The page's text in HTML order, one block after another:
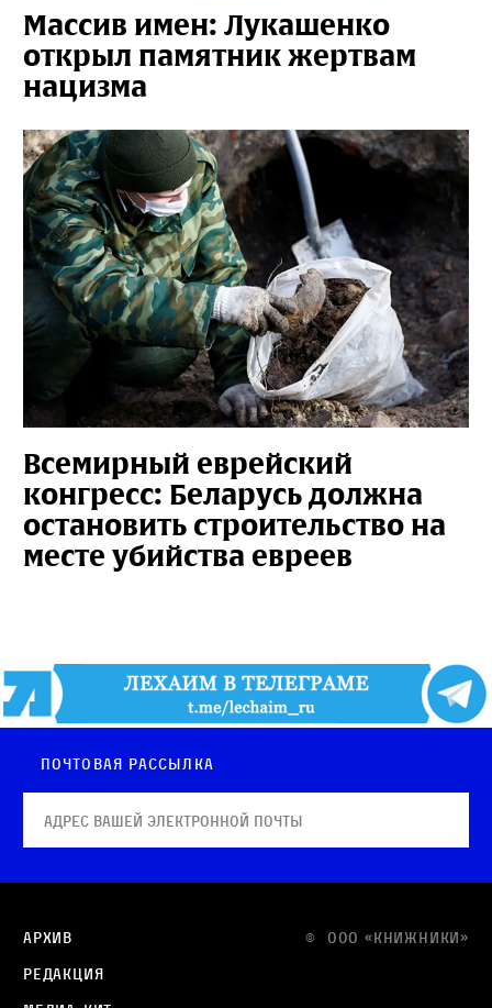
Массив имен: Лукашенко
открыл памятник жертвам
нацизма
Всемирный еврейский
конгресс: Беларусь должна
остановить строительство на
месте убийства евреев
Почтовая рассылка
© OOO «КНИЖНИКИ»
Архив
Редакция